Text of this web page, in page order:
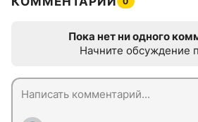
Пока нет ни одного
Начните обсуждение